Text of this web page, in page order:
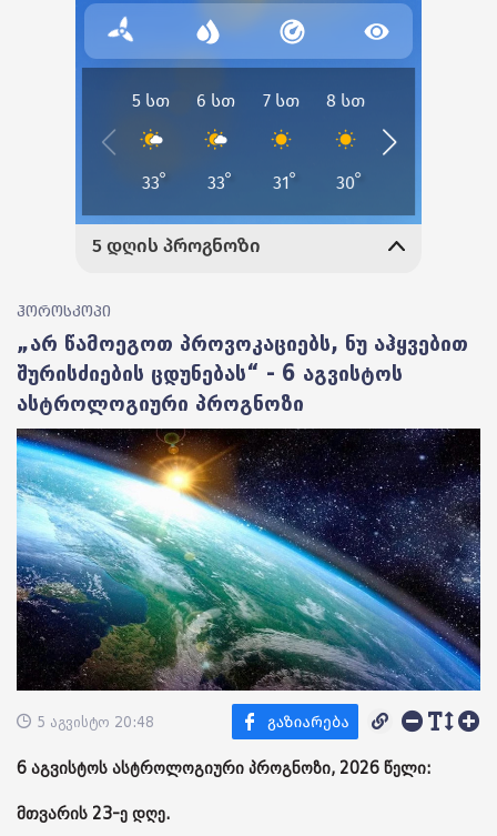
ჰოროსკოპი
„არ წამოეგოთ პროვოკაციებს, ნუ აჰყვებით
შურისძიების ცდუნებას“ - 6 აგვისტოს
ასტროლოგიური პროგნოზი
5 აგვისტო 20:48
6 აგვისტოს ასტროლოგიური პროგნოზი, 2026 წელი:
მთვარის 23-ე დღე.